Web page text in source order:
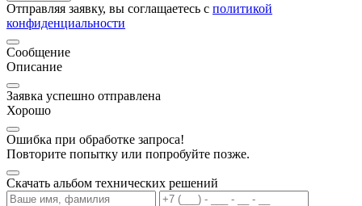
Отправляя заявку, вы соглащаетесь с политикой
конфиденциальности
Сообщение
Описание
Заявка успешно отправлена
Хорошо
Ошибка при обработке запроса!
Повторите попытку или попробуйте позже.
Скачать альбом технических решений